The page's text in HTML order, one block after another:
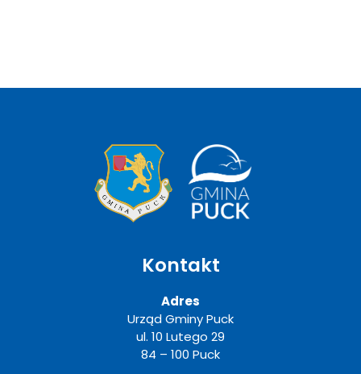
Kontakt
Adres
Urząd Gminy Puck
ul. 10 Lutego 29
84 – 100 Puck